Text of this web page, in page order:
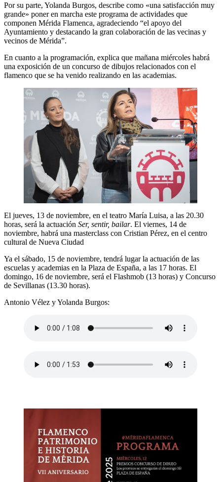
Por su parte, Yolanda Burgos, describe como «una satisfacción muy
grande» poner en marcha este programa de actividades que
componen Mérida Flamenca, agradeciendo “el apoyo del
Ayuntamiento y destacando la gran colaboración de las vecinas y
vecinos de Mérida”.
En cuanto a la programación, explica que mañana miércoles habrá
una exposición de un concurso de dibujos relacionados con el
flamenco que se ha venido realizando en las academias.
El jueves, 13 de noviembre, en el teatro María Luisa, a las 20.30
horas, será la actuación Ser, sentir, bailar. El viernes, 14 de
noviembre, habrá una masterclass con Cristian Pérez, en el centro
cultural de Nueva Ciudad
Ya el sábado, 15 de noviembre, tendrá lugar la actuación de las
escuelas y academias en la Plaza de España, a las 17 horas. El
domingo, 16 de noviembre, será el Flashmob (13 horas) y Concurso
de Sevillanas (13.30 horas).
Antonio Vélez y Yolanda Burgos: